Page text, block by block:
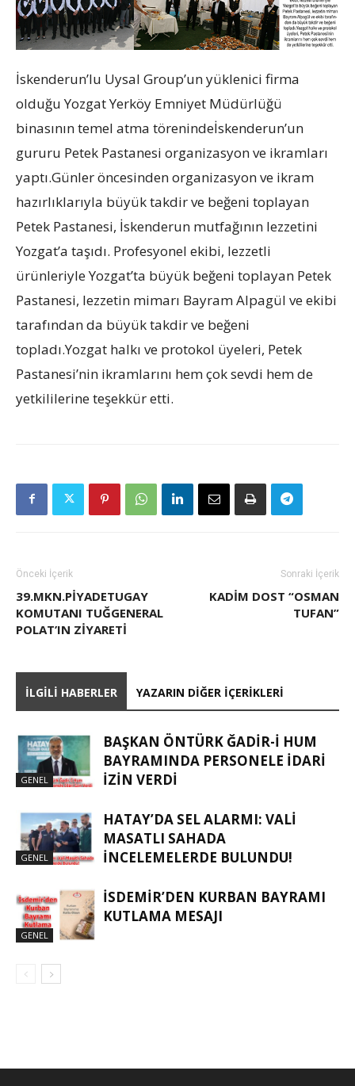
İskenderun’lu Uysal Group’un yüklenici firma
olduğu Yozgat Yerköy Emniyet Müdürlüğü
binasının temel atma törenindeİskenderun’un
gururu Petek Pastanesi organizasyon ve ikramları
yaptı.Günler öncesinden organizasyon ve ikram
hazırlıklarıyla büyük takdir ve beğeni toplayan
Petek Pastanesi, İskenderun mutfağının lezzetini
Yozgat’a taşıdı. Profesyonel ekibi, lezzetli
ürünleriyle Yozgat’ta büyük beğeni toplayan Petek
Pastanesi, lezzetin mimarı Bayram Alpagül ve ekibi
tarafından da büyük takdir ve beğeni
topladı.Yozgat halkı ve protokol üyeleri, Petek
Pastanesi’nin ikramlarını hem çok sevdi hem de
yetkililerine teşekkür etti.
Önceki İçerik
39.MKN.PİYADETUGAY
KOMUTANI TUĞGENERAL
POLAT’IN ZİYARETİ
Sonraki İçerik
KADIM DOST “OSMAN
TUFAN”
İLGILI HABERLER YAZARIN DIĞER İÇERIKLERI
GENEL
BAŞKAN ÖNTÜRK ĞADIR-İ HUM
BAYRAMINDA PERSONELE İDARI
İZIN VERDI
GENEL
HATAY’DA SEL ALARMI: VALI
MASATLI SAHADA
İNCELEMELERDE BULUNDU!
GENEL
İSDEMIR’DEN KURBAN BAYRAMI
KUTLAMA MESAJI